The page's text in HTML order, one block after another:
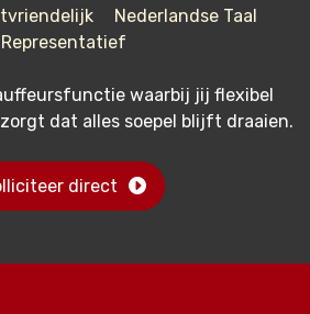
Nederlandse Taal
Representatief
waarbij jij flexibel
dat alles soepel blijft draaien.
direct